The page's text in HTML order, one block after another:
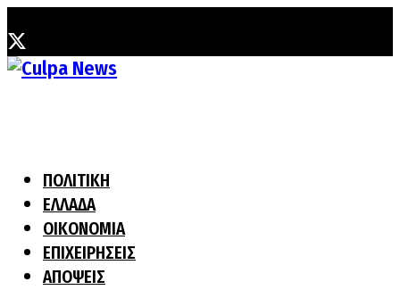
ΠΟΛΙΤΙΚΗ
ΕΛΛΑΔΑ
ΟΙΚΟΝΟΜΙΑ
ΕΠΙΧΕΙΡΗΣΕΙΣ
ΑΠΟΨΕΙΣ